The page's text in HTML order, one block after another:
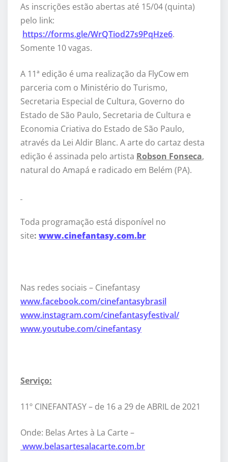
As inscrições estão abertas até 15/04 (quinta)
pelo link:
https://forms.gle/WrQTiod27s9PqHze6.
Somente 10 vagas.
A 11ª edição é uma realização da FlyCow em
parceria com o Ministério do Turismo,
Secretaria Especial de Cultura, Governo do
Estado de São Paulo, Secretaria de Cultura e
Economia Criativa do Estado de São Paulo,
através da Lei Aldir Blanc. A arte do cartaz desta
edição é assinada pelo artista Robson Fonseca,
natural do Amapá e radicado em Belém (PA).
Toda programação está disponível no
site: www.cinefantasy.com.br
Nas redes sociais – Cinefantasy
www.facebook.com/cinefantasybrasil
www.instagram.com/cinefantasyfestival/
www.youtube.com/cinefantasy
Serviço:
11º CINEFANTASY – de 16 a 29 de ABRIL de 2021
Onde: Belas Artes à La Carte –
www.belasartesalacarte.com.br